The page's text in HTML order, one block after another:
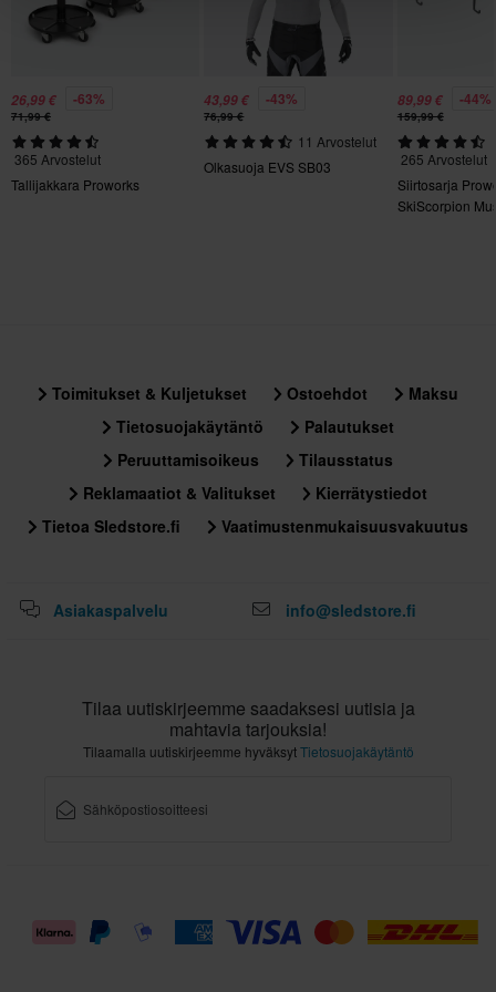
KOKO: S–2XL
26,99 € -63%
71,99 €
365 Arvostelut
Tallijakkara Proworks
43,99 € -43%
76,99 €
11 Arvostelut
Olkasuoja EVS SB03
89,99 € -44%
159,99 €
265 Arvostelut
Siirtosarja
SkiScorpion
Toimitukset & Kuljetukset Ostoehdot
Maksu
Tietosuojakäytäntö
Palautukset
Peruuttamisoikeus
Tilausstatus
Reklamaatiot & Valitukset
Kierrätystiedot
Tietoa Sledstore.fi
Vaatimustenmukaisuusvakuutus
Asiakaspalvelu info@sledstore.fi
Tilaa uutiskirjeemme saadaksesi uutisia ja
mahtavia tarjouksia!
Tilaamalla uutiskirjeemme hyväksytTietosuojakäytäntö